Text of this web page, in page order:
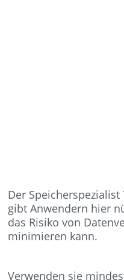
Der
gibt Anwendern hier
das Risiko von
minimieren kann.
Verwenden sie